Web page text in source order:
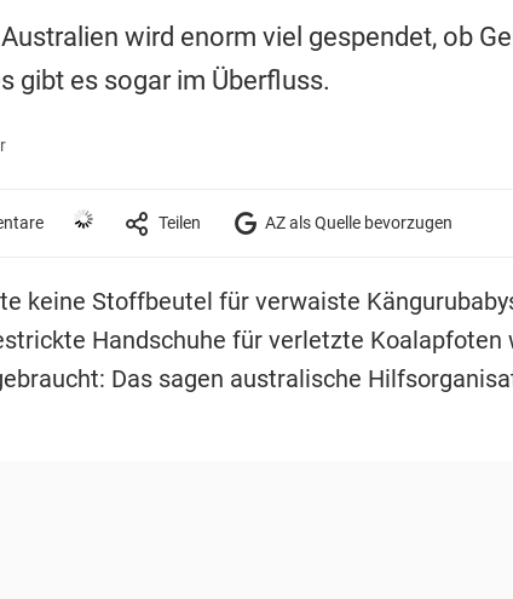
wird enorm viel gespendet, ob
gibt es sogar im Überfluss.
Teilen AZ als Quelle bevorzugen
keine Stoffbeutel für verwaiste
Handschuhe für verletzte Koalapfoten
Das sagen australische